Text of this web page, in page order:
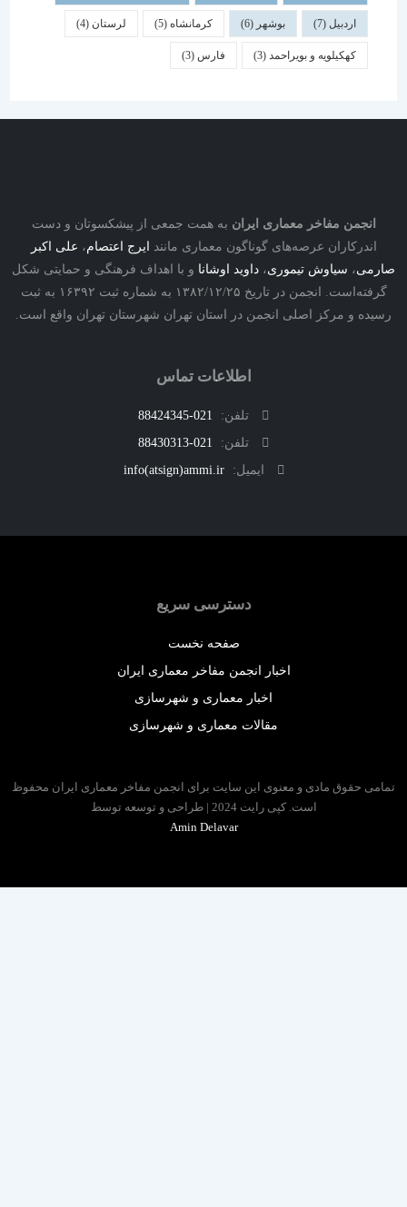
بوشهر کرمانشاه(5) لرستان (4)
کهکیلویه و بویراحمد(3) فارس
مفاخر معماری ایرانبه همت جمعی از پیشکسوتان و دست
عرصه‌های گوناگون معماری مانندایرج اعتصام،علی اکبر
،سیاوش تیموری،داوید اوشاناو با اهداف فرهنگی و حمایتی شکل
گرفته‌است. انجمن در تاریخ ۱۳۸۲/۱۲/۲۵ به شماره ثبت ۱۶۳۹۲ به ثبت
و مرکز اصلی انجمن در استان تهران شهرستان تهران واقع است.
اطلاعات تماس
تلفن:
021-88424345
تلفن:
021-88430313
ایمیل:
info(atsign)ammi.ir
دسترسی سریع
صفحه نخست
اخبار انجمن مفاخر معماری ایران
اخبار معماری و شهرسازی
مقالات معماری و شهرسازی
حقوق مادی و معنوی این سایت برای انجمن مفاخر معماری ایران محفوظ
است. کپی رایت 2024 | طراحی و توسعه توسط
Amin Delavar